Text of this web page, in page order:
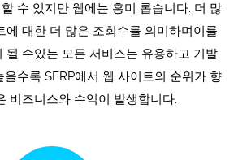
수 있지만 웹에는 흥미 롭습니다. 더 많
에 대한 더 많은 조회수를 의미하며이를
될 수있는 모든 서비스는 유용하고 기발
수록 SERP에서 웹 사이트의 순위가 향
비즈니스와 수익이 발생합니다.